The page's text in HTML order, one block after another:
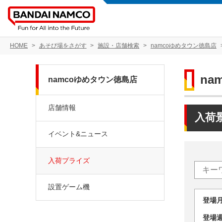
HOME あそび場をさがす 施設・店舗検索 namcoゆめタウン徳島店
入荷
登
登
namcoゆめタウン徳島店
店舗情報
イベント&ニュース
入荷プライズ
設置ゲーム機